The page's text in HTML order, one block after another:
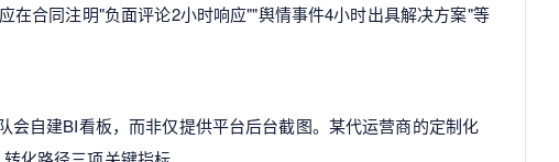
在合同注明"负面评论2小时响应""舆情事件4小时出具解决方案"等
会自建BI看板，而非仅提供平台后台截图。某代运营商的定制化